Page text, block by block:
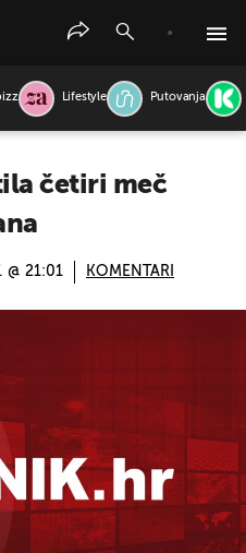
Lifestyle Putovanja
četiri meč
@ 21:01 KOMENTARI